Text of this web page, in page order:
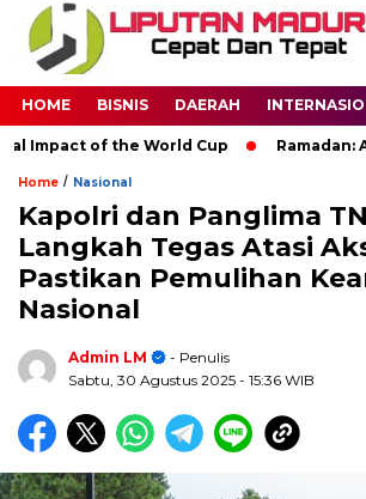
HOME BISNIS DAERAH
of the World Cup Ramadan: A
Home / Nasional
Kapolri dan Panglima
Langkah Tegas Atasi
Pastikan Pemulihan
Nasional
Admin LM
- Penulis
Sabtu, 30 Agustus 2025 - 15:36 WIB